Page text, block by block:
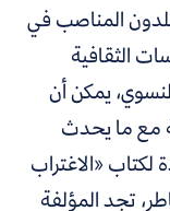
المناصب في
الثقافية
يمكن أن
مع ما يحدث
«الاغتراب
تجد المؤلفة